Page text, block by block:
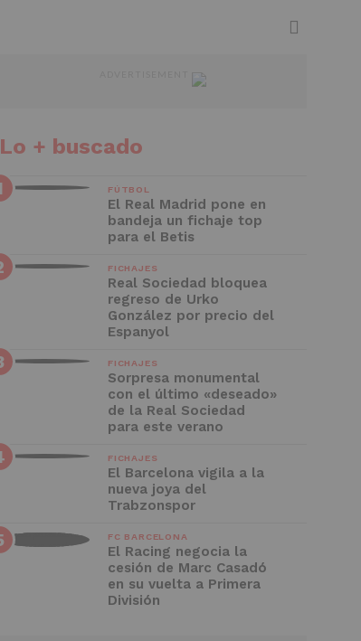
Lo + buscado
FÚTBOL
El Real Madrid pone en
bandeja un fichaje top
para el Betis
FICHAJES
Real Sociedad bloquea
regreso de Urko
González por precio del
Espanyol
FICHAJES
Sorpresa monumental
con el último «deseado»
de la Real Sociedad
para este verano
FICHAJES
El Barcelona vigila a la
nueva joya del
Trabzonspor
FC BARCELONA
El Racing negocia la
cesión de Marc Casadó
en su vuelta a Primera
División